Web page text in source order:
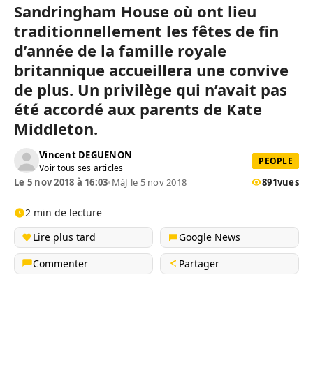
Sandringham House où ont lieu
traditionnellement les fêtes de fin
d’année de la famille royale
britannique accueillera une convive
de plus. Un privilège qui n’avait pas
été accordé aux parents de Kate
Middleton.
Vincent DEGUENON
Voir tous ses articles
PEOPLE
Le 5 nov 2018 à 16:03•MàJ le 5 nov 2018 891vues
2 min de lecture
Lire plus tard
Google News
Commenter
Partager